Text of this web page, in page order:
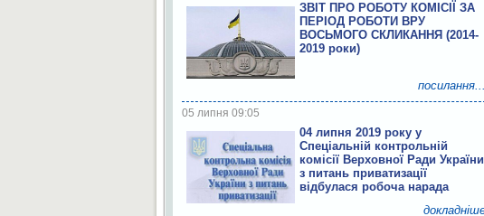
ЗВІТ ПРО РОБОТУ КОМІСІЇ ЗА
ПЕРІОД РОБОТИ ВРУ
ВОСЬМОГО СКЛИКАННЯ (2014-
2019 роки)
посилання...
05 липня 09:05
04 липня 2019 року у
Спеціальній контрольній
комісії Верховної Ради України
з питань приватизації
відбулася робоча нарада